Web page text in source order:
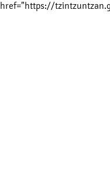
href="https://